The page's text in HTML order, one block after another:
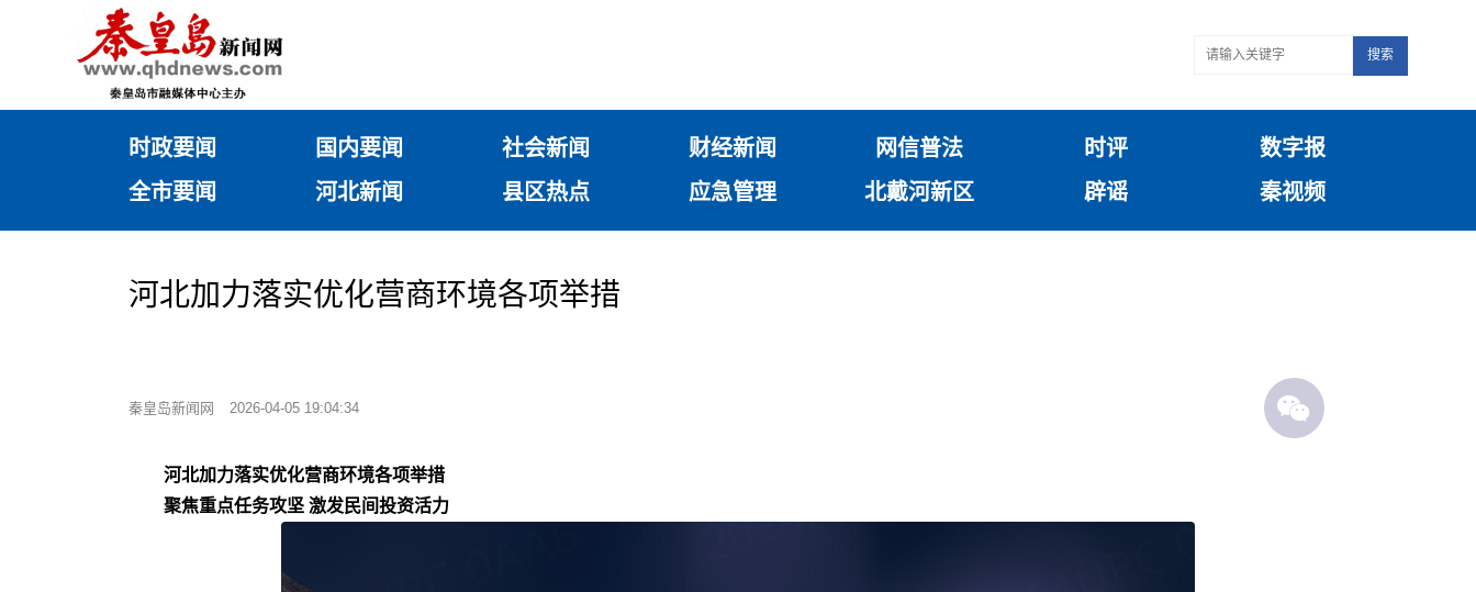
搜索
时政要闻 国内要闻 社会新闻 财经新闻 网信普法 时评
数字报
全市要闻
河北新闻 县区热点 应急管理 北戴河新区 辟谣 秦视频
河北加力落实优化营商环境各项举措
秦皇岛新闻网 2026-04-05 19:04:34
河北加力落实优化营商环境各项举措
聚焦重点任务攻坚 激发民间投资活力